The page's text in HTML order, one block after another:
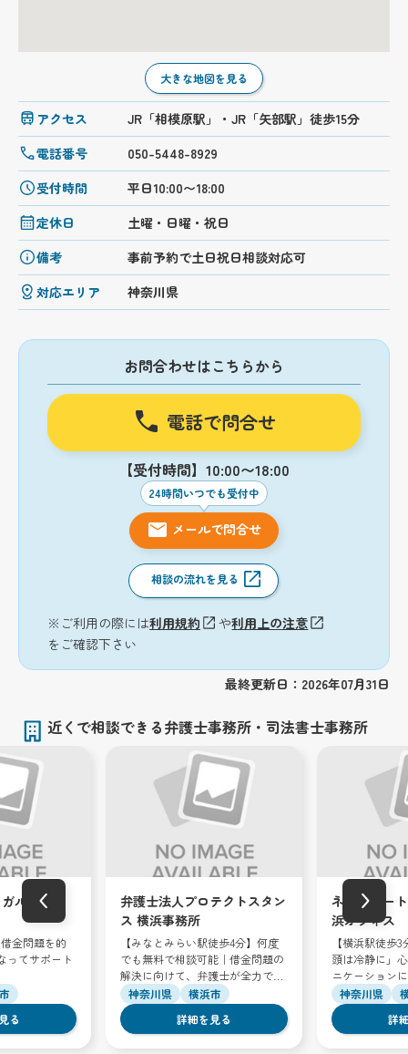
大きな地図を見る
アクセス
JR「相模原駅」・JR「矢部駅」徒歩15分
電話番号
050-5448-8929
受付時間
平日10:00〜18:00
定休日
土曜・日曜・祝日
備考
事前予約で土日祝日相談対応可
対応エリア
神奈川県
お問合わせはこちらから
電話で問合せ
【受付時間】10:00〜18:00
24時間いつでも受付中
メールで問合せ
相談の流れを見る
※ご利用の際には利用規約 や利用上の注意
をご確認下さい
最終更新日：2026年07月31日
近くで相談できる弁護士事務所・司法書士事務所
ル総合法
金問題を的
ってサポート
る
弁護士法人プロテクトスタン
ス 横浜事務所
【みなとみらい駅徒歩4分】何度
でも無料で相談可能｜借金問題の
解決に向けて、弁護士が全力で取
り組みます
神奈川県
横浜市
詳細を見る
ネクスパー
浜オフィス
【横浜駅徒歩
頭は冷静に」
ニケーション
神奈川県
詳
‹ ›